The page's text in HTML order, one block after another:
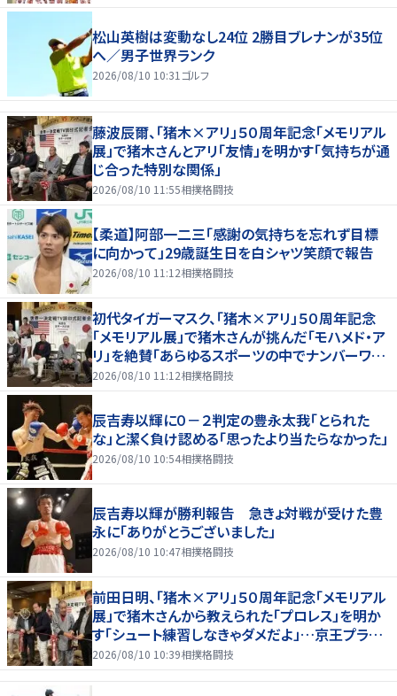
松山英樹は変動なし24位 2勝目ブレナンが35位
へ／男子世界ランク
2026/08/10 10:31 ゴルフ
藤波辰爾、「猪木×アリ」５０周年記念「メモリアル
展」で猪木さんとアリ「友情」を明かす「気持ちが通
じ合った特別な関係」
2026/08/10 11:55相撲格闘技
【柔道】阿部一二三「感謝の気持ちを忘れず目標
に向かって」29歳誕生日を白シャツ笑顔で報告
2026/08/10 11:12相撲格闘技
初代タイガーマスク、「猪木×アリ」５０周年記念
「メモリアル展」で猪木さんが挑んだ「モハメド・ア
リ」を絶賛「あらゆるスポーツの中でナンバーワン
の存在」
2026/08/10 11:12相撲格闘技
辰吉寿以輝に０－２判定の豊永太我「とられた
な」と潔く負け認める「思ったより当たらなかった」
2026/08/10 10:54相撲格闘技
辰吉寿以輝が勝利報告 急きょ対戦が受けた豊
永に「ありがとうございました」
2026/08/10 10:47相撲格闘技
前田日明、「猪木×アリ」５０周年記念「メモリアル
展」で猪木さんから教えられた「プロレス」を明か
す「シュート練習しなきゃダメだよ」…京王プラザ
ホテルで３１日まで
2026/08/10 10:39相撲格闘技